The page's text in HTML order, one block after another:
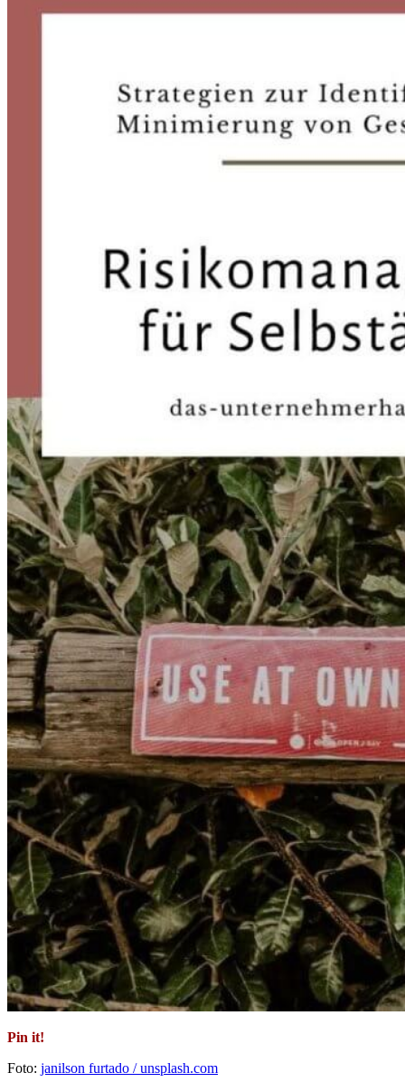
Pin it!
Foto: janilson furtado / unsplash.com